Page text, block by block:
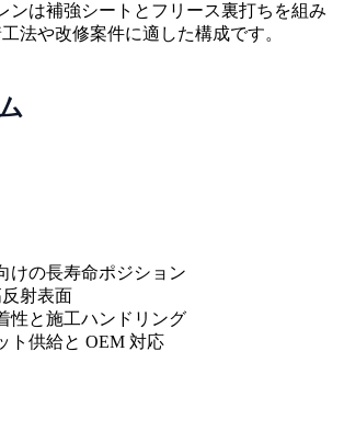
ンは補強シートとフリース裏打ちを組み
法や改修案件に適した構成です。
けの長寿命ポジション
射表面
性と施工ハンドリング
ト供給と OEM 対応